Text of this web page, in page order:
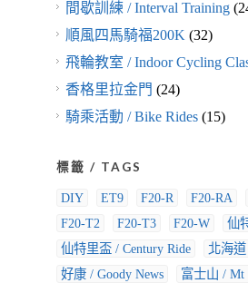
間歇訓練 / Interval Training
順風四馬騎福200K (32)
飛輪教室 / Indoor Cycling
香格里拉金門 (24)
騎乘活動 / Bike Rides(15)
標籤 / TAGS
DIY ET9 F20-R F20-RA
F20-T2
F20-T3 F20-W
仙
仙特里盃 / Century Ride
北海
好康 / Goody News
富士山 / Mt